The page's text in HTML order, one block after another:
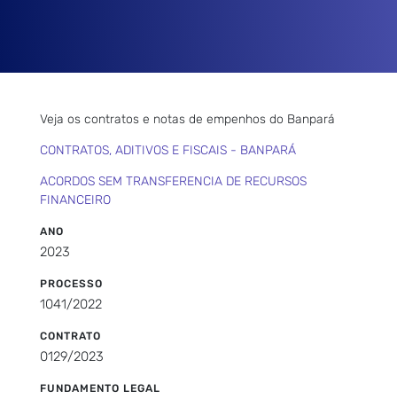
Veja os contratos e notas de empenhos do Banpará
CONTRATOS, ADITIVOS E FISCAIS - BANPARÁ
ACORDOS SEM TRANSFERENCIA DE RECURSOS
FINANCEIRO
ANO
2023
PROCESSO
1041/2022
CONTRATO
0129/2023
FUNDAMENTO LEGAL